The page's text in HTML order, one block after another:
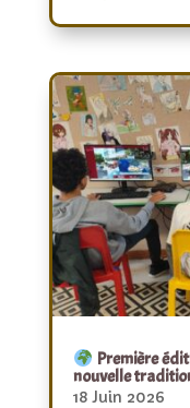
Première
nouvelle
18 Juin 2026